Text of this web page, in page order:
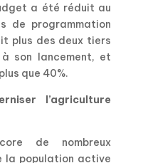
a été réduit au
de programmation
plus des deux tiers
son lancement, et
que 40%.
l’agriculture
de nombreux
la population active